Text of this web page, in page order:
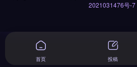
2021031476号-7
首页 投稿